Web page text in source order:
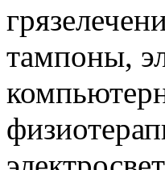
тампоны,